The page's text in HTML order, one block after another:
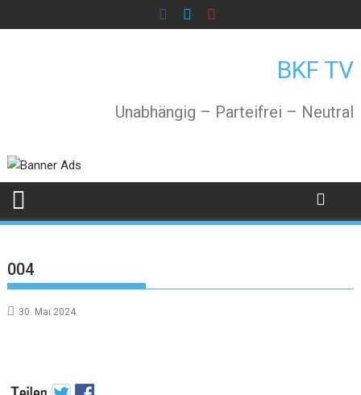
to
BKF TV
Unabhängig – Parteifrei – Neutral
004
30. Mai 2024